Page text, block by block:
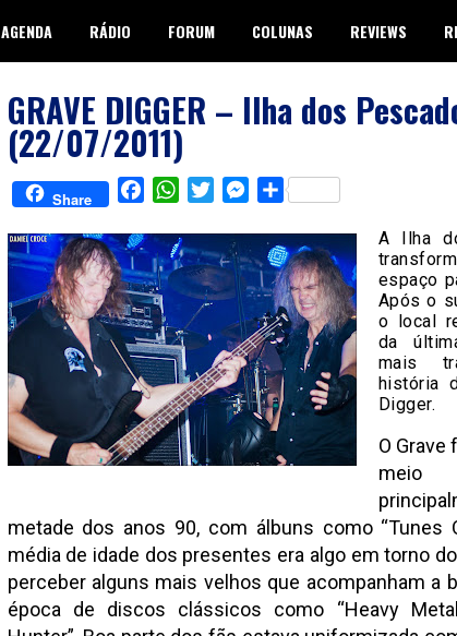
AGENDA RÁDIO FORUM COLUNAS REVIEWS
GRAVE DIGGER – Ilha dos
(22/07/2011)
Share FacebookWhatsAppTwitterMessenger
Share
A Ilha
espaço
Após o
o local
da
mais
história
Digger.
O
meio
metade dos anos 90, com álbuns como “Tunes
média de idade dos presentes era algo em torno
perceber alguns mais velhos que acompanham a
época de discos clássicos como “Heavy